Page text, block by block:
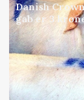
Danish
gab er 3